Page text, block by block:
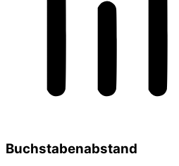
Buchstabenabstand